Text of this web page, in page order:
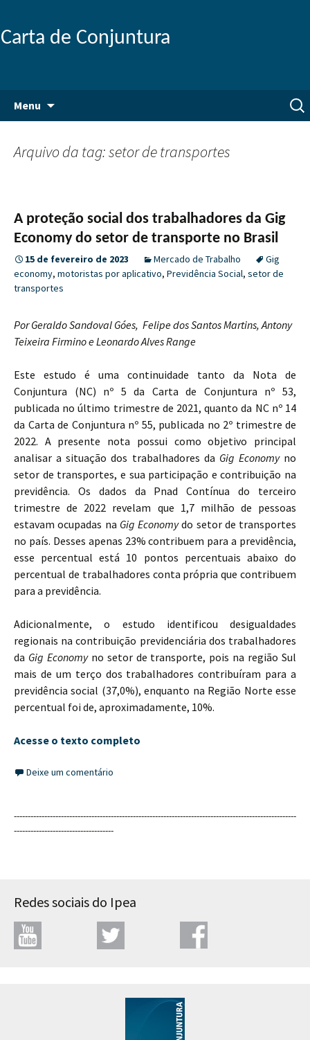
Carta de Conjuntura
Menu
conteúdo
por:
Arquivo da tag: setor de transportes
A proteção social dos trabalhadores da Gig
Economy do setor de transporte no Brasil
15 de fevereiro de 2023 Mercado de Trabalho
Gig
economy, motoristas por aplicativo, Previdência Social, setor de
transportes
Por Geraldo Sandoval Góes, Felipe dos Santos Martins, Antony
Teixeira Firmino e Leonardo Alves Range
Este estudo é uma continuidade tanto da Nota de
Conjuntura (NC) nº 5 da Carta de Conjuntura nº 53,
publicada no último trimestre de 2021, quanto da NC nº 14
da Carta de Conjuntura nº 55, publicada no 2º trimestre de
2022. A presente nota possui como objetivo principal
analisar a situação dos trabalhadores da Gig Economy no
setor de transportes, e sua participação e contribuição na
previdência. Os dados da Pnad Contínua do terceiro
trimestre de 2022 revelam que 1,7 milhão de pessoas
estavam ocupadas na Gig Economydo setor de transportes
no país. Desses apenas 23% contribuem para a previdência,
esse percentual está 10 pontos percentuais abaixo do
percentual de trabalhadores conta própria que contribuem
para a previdência.
Adicionalmente, o estudo identificou desigualdades
regionais na contribuição previdenciária dos trabalhadores
da Gig Economyno setor de transporte, pois na região Sul
mais de um terço dos trabalhadores contribuíram para a
previdência social (37,0%), enquanto na Região Norte esse
percentual foi de, aproximadamente, 10%.
Acesse o texto completo
Deixe um comentário
------------------------------------------------------------------------------------------------------
------------------------------------
Redes sociais do Ipea